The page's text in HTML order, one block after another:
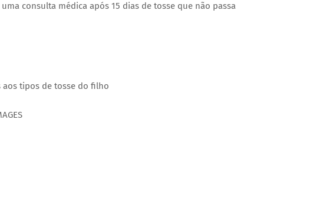
consulta médica após 15 dias de tosse que não passa
tipos de tosse do filho